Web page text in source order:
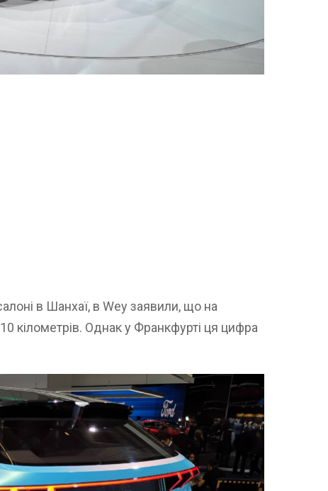
в Шанхаї, в Wey заявили, що на
кілометрів. Однак у Франкфурті ця цифра